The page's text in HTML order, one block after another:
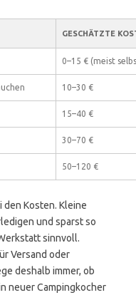
GESCHÄTZTE
0–15 € (meist
10–30 €
15–40 €
30–70 €
50–120 €
Kosten. Kleine
und sparst so
sinnvoll.
Versand oder
deshalb immer, ob
neuer Campingkocher